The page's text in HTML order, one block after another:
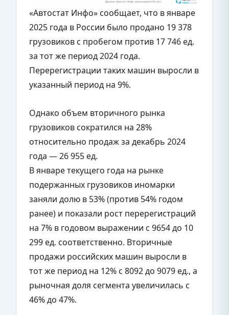
«Автостат Инфо» сообщает, что в январе
2025 года в России было продано 19 378
грузовиков с пробегом против 17 746 ед.
за тот же период 2024 года.
Перерегистрации таких машин выросли в
указанный период на 9%.
Однако объем вторичного рынка
грузовиков сократился на 28%
относительно продаж за декабрь 2024
года — 26 955 ед.
В январе текущего года на рынке
подержанных грузовиков иномарки
заняли долю в 53% (против 54% годом
ранее) и показали рост перерегистраций
на 7% в годовом выражении с 9654 до 10
299 ед. соответственно. Вторичные
продажи российских машин выросли в
тот же период на 12% с 8092 до 9079 ед., а
рыночная доля сегмента увеличилась с
46% до 47%.